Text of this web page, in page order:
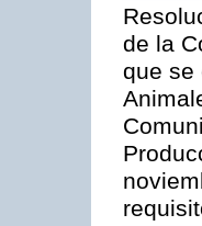
de la
que se